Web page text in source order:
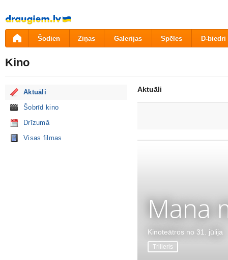
Pāriet
uz
saturu
Šodien Ziņas Galerijas Spēles D-biedri
Kino
Aktuāli
Šobrīd kino
Drīzumā
Visas filmas
Aktuāli
Mana
Kinoteātros no 31. jūlija
Trilleris